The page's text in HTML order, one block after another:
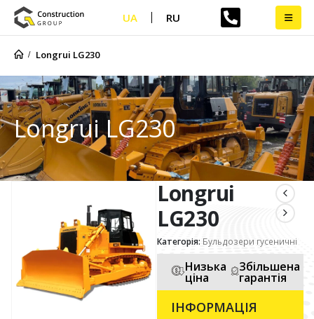
UA RU
Longrui LG230
Longrui LG230
Longrui
LG230
Категорія: Бульдозери гусеничні
Низька
ціна
Збільшена
гарантія
ІНФОРМАЦІЯ